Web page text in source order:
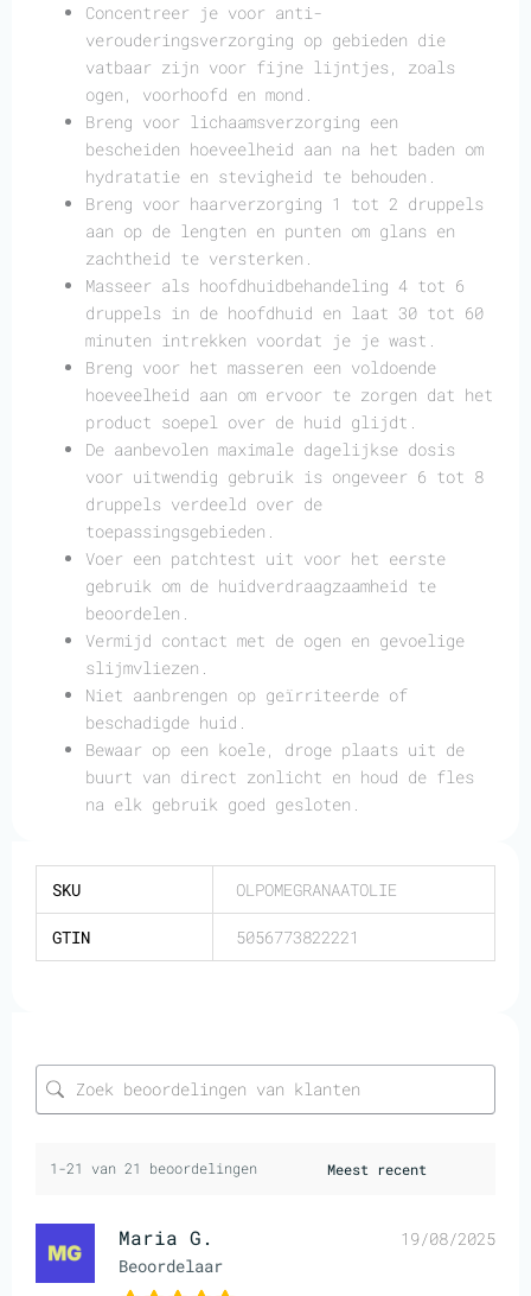
Concentreer je voor anti-
verouderingsverzorging op gebieden die
vatbaar zijn voor fijne lijntjes, zoals
ogen, voorhoofd en mond.
Breng voor lichaamsverzorging een
bescheiden hoeveelheid aan na het baden om
hydratatie en stevigheid te behouden.
Breng voor haarverzorging 1 tot 2 druppels
aan op de lengten en punten om glans en
zachtheid te versterken.
Masseer als hoofdhuidbehandeling 4 tot 6
druppels in de hoofdhuid en laat 30 tot 60
minuten intrekken voordat je je wast.
Breng voor het masseren een voldoende
hoeveelheid aan om ervoor te zorgen dat het
product soepel over de huid glijdt.
De aanbevolen maximale dagelijkse dosis
voor uitwendig gebruik is ongeveer 6 tot 8
druppels verdeeld over de
toepassingsgebieden.
Voer een patchtest uit voor het eerste
gebruik om de huidverdraagzaamheid te
beoordelen.
Vermijd contact met de ogen en gevoelige
slijmvliezen.
Niet aanbrengen op geïrriteerde of
beschadigde huid.
Bewaar op een koele, droge plaats uit de
buurt van direct zonlicht en houd de fles
na elk gebruik goed gesloten.
SKU OLPOMEGRANAATOLIE
GTIN 5056773822221
1-21 van 21 beoordelingen
Maria G.
Beoordelaar
19/08/2025